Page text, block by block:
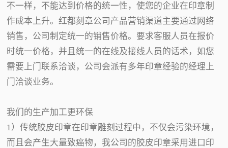
不一样，不能达到价格的统一性，使您的企业在印章制
作成本上升。红都刻章公司产品营销渠道主要通过网络
销售，公司制定统一的销售价格。要求客服人员在报价
时统一价格，并且统一的在线及接线人员的话术，如您
需要上门联系洽谈，公司会派有多年印章经验的经理上
门洽谈业务。
我们的生产加工更环保
1）传统胶皮印章在印章雕刻过程中，不仅会污染环境，
而且会产生大量致癌物，我公司的胶皮印章采用进口印